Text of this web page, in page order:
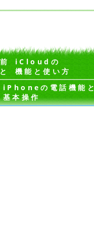
iCloudの
機能と使い方
iPhoneの電話機能と
基本操作